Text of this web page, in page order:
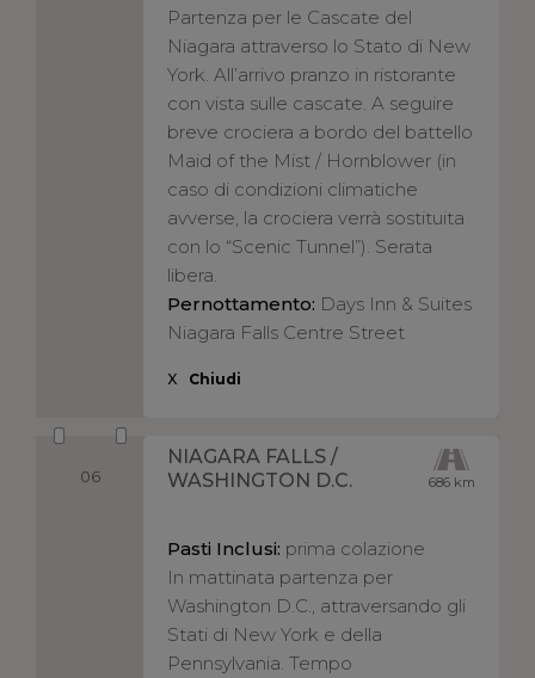
Partenza per le Cascate del
Niagara attraverso lo Stato di New
York. All’arrivo pranzo in ristorante
con vista sulle cascate. A seguire
breve crociera a bordo del battello
Maid of the Mist / Hornblower (in
caso di condizioni climatiche
avverse, la crociera verrà sostituita
con lo “Scenic Tunnel”). Serata
libera.
Pernottamento: Days Inn & Suites
Niagara Falls Centre Street
X Chiudi
06 686 km
NIAGARA FALLS /
WASHINGTON D.C.
Pasti Inclusi: prima colazione
In mattinata partenza per
Washington D.C., attraversando gli
Stati di New York e della
Pennsylvania. Tempo